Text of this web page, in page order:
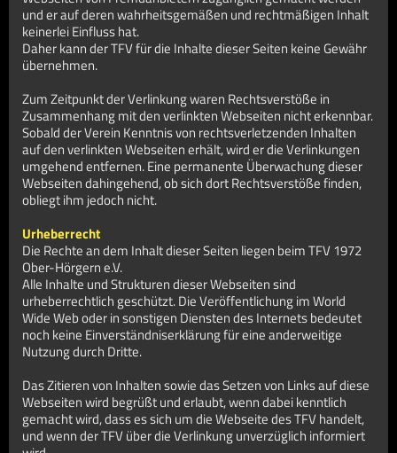
und er auf deren wahrheitsgemäßen und rechtmäßigen Inhalt
keinerlei Einfluss hat.
Daher kann der TFV für die Inhalte dieser Seiten keine Gewähr
übernehmen.
Zum Zeitpunkt der Verlinkung waren Rechtsverstöße in
Zusammenhang mit den verlinkten Webseiten nicht erkennbar.
Sobald der Verein Kenntnis von rechtsverletzenden Inhalten
auf den verlinkten Webseiten erhält, wird er die Verlinkungen
umgehend entfernen. Eine permanente Überwachung dieser
Webseiten dahingehend, ob sich dort Rechtsverstöße finden,
obliegt ihm jedoch nicht.
Urheberrecht
Die Rechte an dem Inhalt dieser Seiten liegen beim TFV 1972
Ober-Hörgern e.V.
Alle Inhalte und Strukturen dieser Webseiten sind
urheberrechtlich geschützt. Die Veröffentlichung im World
Wide Web oder in sonstigen Diensten des Internets bedeutet
noch keine Einverständniserklärung für eine anderweitige
Nutzung durch Dritte.
Das Zitieren von Inhalten sowie das Setzen von Links auf diese
Webseiten wird begrüßt und erlaubt, wenn dabei kenntlich
gemacht wird, dass es sich um die Webseite des TFV handelt,
und wenn der TFV über die Verlinkung unverzüglich informiert